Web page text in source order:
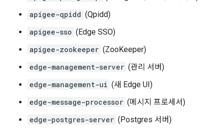
apigee-qpidd (Qpidd)
apigee-sso (Edge SSO)
apigee-zookeeper (ZooKeeper)
edge-management-server (관리 서버)
edge-management-ui (새 Edge UI)
edge-message-processor (메시지 프로세서)
edge-postgres-server (Postgres 서버)